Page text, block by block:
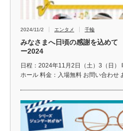
2024/11/2 エンタメ 千輪
みなさまへ日頃の感謝を込め
ー2024
日程：2024年11月2日（土）3（日）
ホール 料金：入場無料 お問い合わ